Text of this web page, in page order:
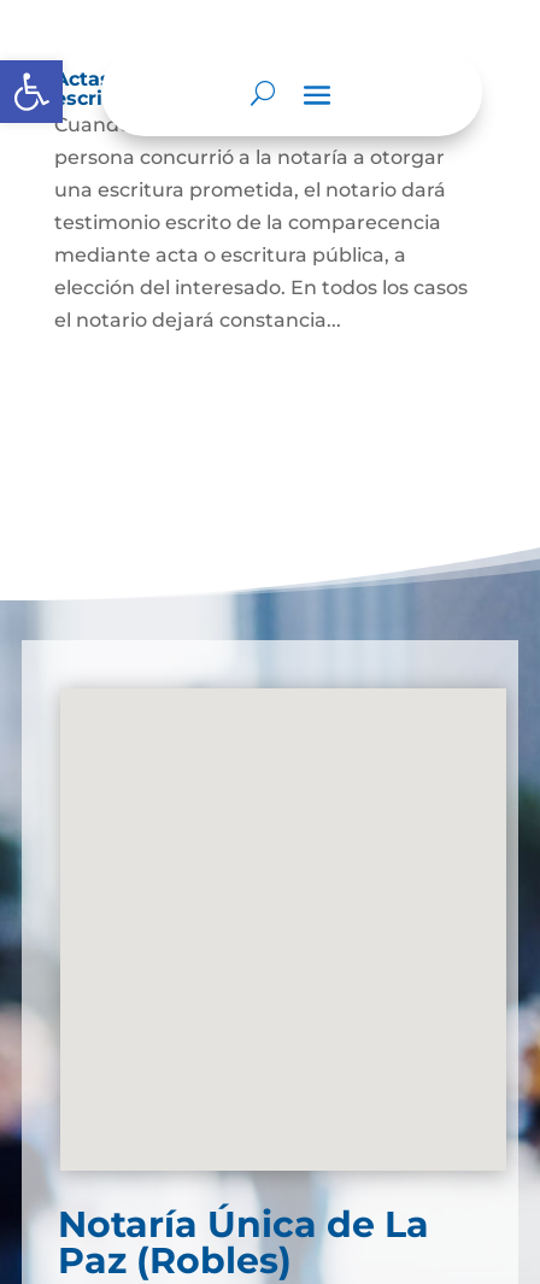
Abrir barra de herramientas
Actas de comparecencia para otorgar
escritura pública
Cuando se trate de comprobar que una
persona concurrió a la notaría a otorgar
una escritura prometida, el notario dará
testimonio escrito de la comparecencia
mediante acta o escritura pública, a
elección del interesado. En todos los casos
el notario dejará constancia...
Notaría Única de La
Paz (Robles)